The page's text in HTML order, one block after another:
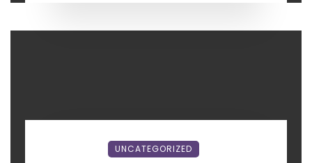
UNCATEGORIZED